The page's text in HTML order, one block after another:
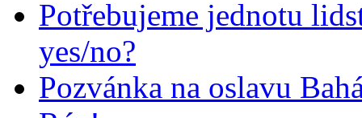
Potřebujeme jednotu
yes/no?
Pozvánka na oslavu